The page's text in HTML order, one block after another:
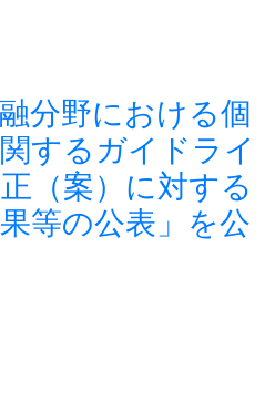
分野における個
するガイドライ
（案）に対する
等の公表」を公